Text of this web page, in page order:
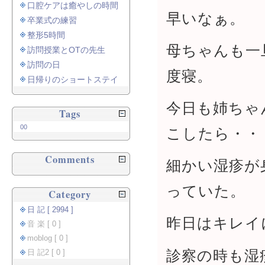
早いなぁ。
母ちゃんも
度寝。
今日も姉ち
こしたら・・
細かい湿疹
っていた。
昨日はキレ
診察の時も
口腔ケアは癒やしの時間
卒業式の練習
整形5時間
訪問授業とOTの先生
訪問の日
日帰りのショートステイ
Tags
00
Comments
Category
日 記 [ 2994 ]
音 楽 [ 0 ]
moblog [ 0 ]
日 記2 [ 0 ]